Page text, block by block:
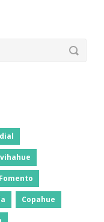
Copahue